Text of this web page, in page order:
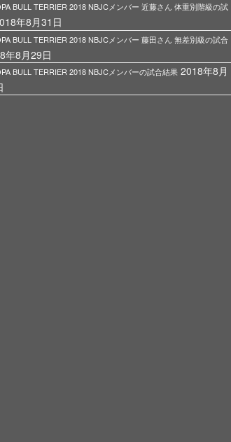
BULL TERRIER 2018 NBJCメンバー 近藤さん 体重別階級の試
年8月31日
BULL TERRIER 2018 NBJCメンバー 藤田さん 無差別級の試合
年8月29日
BULL TERRIER 2018 NBJCメンバーの試合結果 2018年8月